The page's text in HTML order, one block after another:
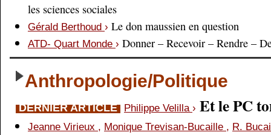
les sciences sociales
Gérald Berthoud › Le don maussien en question
ATD- Quart Monde › Donner – Recevoir – Rendre –
Anthropologie/Politique
DERNIER ARTICLE Philippe Velilla › Et le PC
Jeanne Virieux , Monique Trevisan-Bucaille , R.